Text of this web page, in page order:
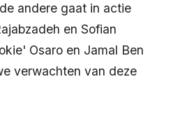
andere gaat in actie
en Sofian
Osaro en Jamal Ben
verwachten van deze